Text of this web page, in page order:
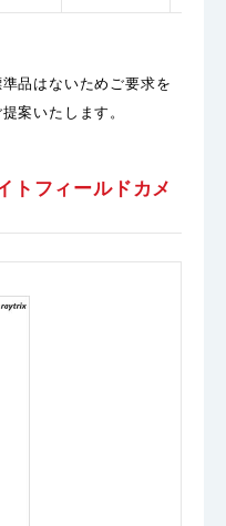
品はないためご要求を
案いたします。
フィールドカメ